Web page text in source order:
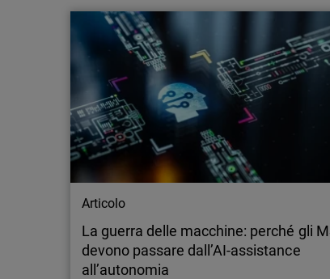
difesa degli MS…
Milano, 21 luglio 2026 - WatchGuard®
Technologies, leader globale nella
cybersecurity unificata per gli MSP, ha
annunciato nuovi investimenti nell'
intelligenza artificiale di frontiera applicata
alla sicurezza delle applicazioni, ampliando
l'accesso alle funzionalità avanzate offerte
sia da OpenAI…
Articolo
La guerra delle macchine: perché gli
devono passare dall’AI-assistance
all’autonomia